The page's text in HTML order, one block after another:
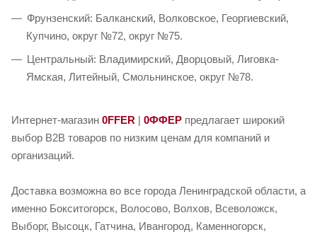
Фрунзенский: Балканский, Волковское, Георгиевский,
Купчино, округ №72, округ №75.
Центральный: Владимирский, Дворцовый, Лиговка-
Ямская, Литейный, Смольнинское, округ №78.
Интернет-магазин 0FFER | 0ФФЕР предлагает широкий
выбор B2B товаров по низким ценам для компаний и
организаций.
Доставка возможна во все города Ленинградской области, а
именно Бокситогорск, Волосово, Волхов, Всеволожск,
Выборг, Высоцк, Гатчина, Ивангород, Каменногорск,